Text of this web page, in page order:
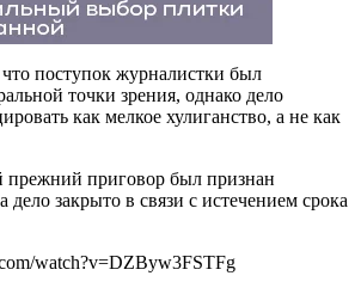
поступок журналистки был
точки зрения, однако дело
как мелкое хулиганство, а не как
прежний приговор был признан
дело закрыто в связи с истечением срока
watch?v=DZByw3FSTFg